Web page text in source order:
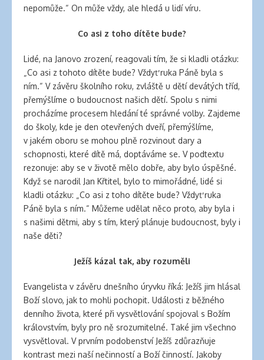
nepomůže.“ On může vždy, ale hledá u lidí víru.
Co asi z toho dítěte bude?
Lidé, na Janovo zrození, reagovali tím, že si kladli otázku:
„Co asi z tohoto dítěte bude? Vždyť ruka Páně byla s
ním.“ V závěru školního roku, zvláště u dětí devátých tříd,
přemýšlíme o budoucnost našich dětí. Spolu s nimi
procházíme procesem hledání té správné volby. Zajdeme
do školy, kde je den otevřených dveří, přemýšlíme,
v jakém oboru se mohou plně rozvinout dary a
schopnosti, které dítě má, doptáváme se. V podtextu
rezonuje: aby se v životě mělo dobře, aby bylo úspěšné.
Když se narodil Jan Křtitel, bylo to mimořádné, lidé si
kladli otázku: „Co asi z toho dítěte bude? Vždyť ruka
Páně byla s ním.“ Můžeme udělat něco proto, aby byla i
s našimi dětmi, aby s tím, který plánuje budoucnost, byly i
naše děti?
Ježíš kázal tak, aby rozuměli
Evangelista v závěru dnešního úryvku říká: Ježíš jim hlásal
Boží slovo, jak to mohli pochopit. Události z běžného
denního života, které při vysvětlování spojoval s Božím
královstvím, byly pro ně srozumitelné. Také jim všechno
vysvětloval. V prvním podobenství Ježíš zdůrazňuje
kontrast mezi naší nečinností a Boží činností. Jakoby